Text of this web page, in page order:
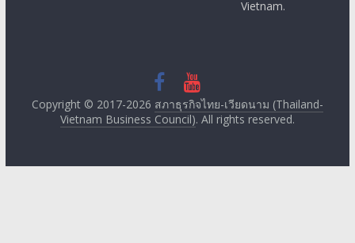
สภาธุรกิจไทย-เวียดนาม (Thailand-
Vietnam Business Council). All rights reserved.